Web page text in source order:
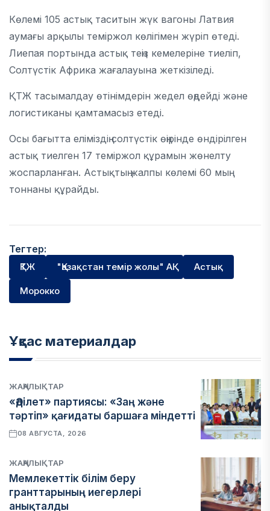
Көлемі 105 астық таситын жүк вагоны Латвия
аумағы арқылы теміржол көлігімен жүріп өтеді.
Лиепая портында астық теңіз кемелеріне тиеліп,
Солтүстік Африка жағалауына жеткізіледі.
ҚТЖ тасымалдау өтінімдерін жедел өңдейді және
логистиканы қамтамасыз етеді.
Осы бағытта еліміздің солтүстік өңірінде өндірілген
астық тиелген 17 теміржол құрамын жөнелту
жоспарланған. Астықтың жалпы көлемі 60 мың
тоннаны құрайды.
Тегтер:
ҚТЖ "Қазақстан темір жолы" АҚ Астық
Морокко
Ұқсас материалдар
ЖАҢАЛЫҚТАР
«Әділет» партиясы: «Заң және
тәртіп» қағидаты баршаға міндетті
08 АВГУСТА, 2026
ЖАҢАЛЫҚТАР
Мемлекеттік білім беру
гранттарының иегерлері
анықталды